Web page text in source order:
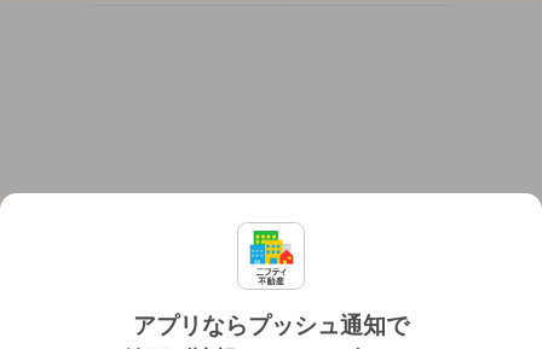
アプリならプッシュ通知で